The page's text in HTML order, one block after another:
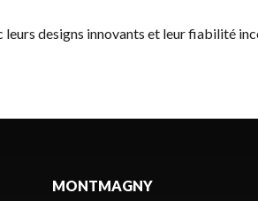
leurs designs innovants et leur fiabilité
MONTMAGNY